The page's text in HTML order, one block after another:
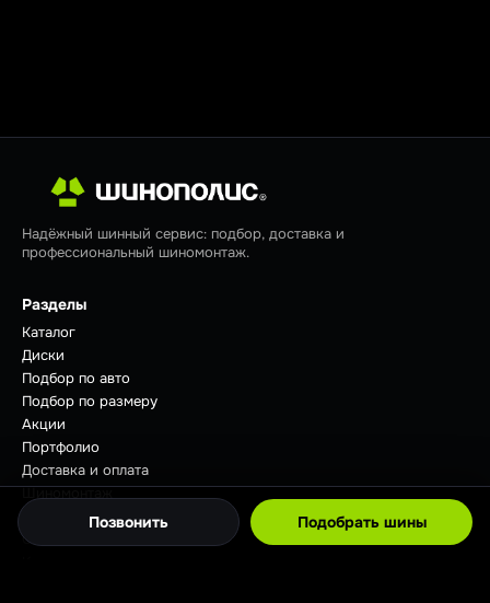
Позвонить Подобрать шины
Надёжный шинный сервис: подбор, доставка и
профессиональный шиномонтаж.
Разделы
Каталог
Диски
Подбор по авто
Подбор по размеру
Акции
Портфолио
Доставка и оплата
Шиномонтаж
Советы